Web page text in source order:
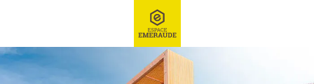
Ex : Robot tondeuse, ...